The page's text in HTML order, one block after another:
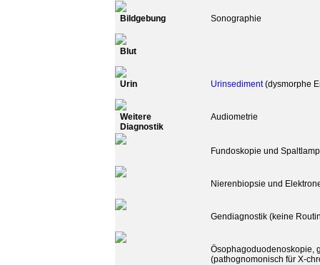
Bildgebung Sonographie
Blut
Urin Urinsediment(dysmorphe
Weitere
Diagnostik
Audiometrie
Fundoskopie und
Nierenbiopsie und
Gendiagnostik (keine
Ösophagoduodenoskopie,
(pathognomonisch für X-